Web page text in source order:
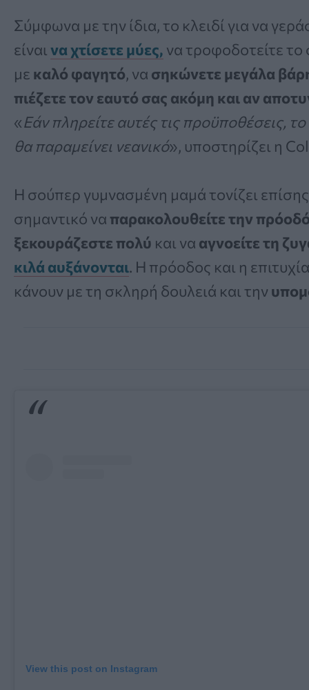
Σύμφωνα με την ίδια, το κλειδί για να
είναι ναχτίσετε μύες, να τροφοδοτείτε
με καλό φαγητό, να σηκώνετε μεγάλα
πιέζετε τον εαυτό σας ακόμη και αν
«Εάν πληρείτε αυτές τις προϋποθέσεις,
θα παραμείνει νεανικό», υποστηρίζει η
Η σούπερ γυμνασμένη μαμά τονίζει επίσης
σημαντικό να παρακολουθείτε την
ξεκουράζεστε πολύ και να αγνοείτε τη
κιλά αυξάνονται. Η πρόοδος και η
κάνουν με τη σκληρή δουλειά και την
View this post on Instagram